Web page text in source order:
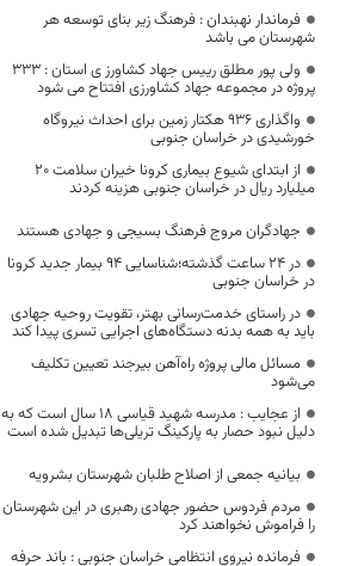
فرماندار نهبندان : فرهنگ زیر بنای توسعه هر
شهرستان می باشد
ولی پور مطلق رییس جهاد کشاورز ی استان : ٣٣٣
پروژه در مجموعه جهاد کشاورزی افتتاح می شود
واگذاری ۹۳۶ هکتار زمین برای احداث نیروگاه
خورشیدی در خراسان جنوبی
از ابتدای شیوع بیماری کرونا خیران سلامت ۲۰
میلیارد ریال در خراسان جنوبی هزینه کردند
جهادگران مروج فرهنگ بسیجی و جهادی هستند
در 24 ساعت گذشته؛شناسایی 94 بیمار جدید کرونا
در خراسان جنوبی
در راستای خدمت‌رسانی بهتر، تقویت روحیه جهادی
باید به همه بدنه دستگاه‌های اجرایی تسری پیدا کند
مسائل مالی پروژه راه‌آهن بیرجند تعیین تکلیف
می‌شود
از عجایب : مدرسه شهید قیاسی ۱۸ سال است که به
دلیل نبود حصار به پارکینگ تریلی‌ها تبدیل شده است
بیانیه جمعی از اصلاح طلبان شهرستان بشرویه
مردم فردوس حضور جهادی رهبری در این شهرستان
را فراموش نخواهند کرد
فرمانده نیروی انتظامی خراسان جنوبی : باند حرفه